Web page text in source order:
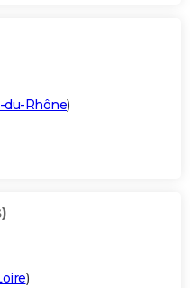
du-Rhône)
)